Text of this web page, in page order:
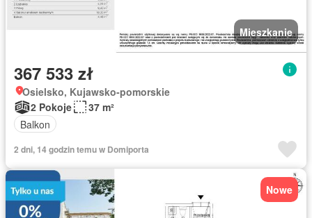
Mieszkanie
367 533 zł
Osielsko, Kujawsko-pomorskie
2 Pokoje
37 m²
Balkon
2 dni, 14 godzin temu w Domiporta
Nowe